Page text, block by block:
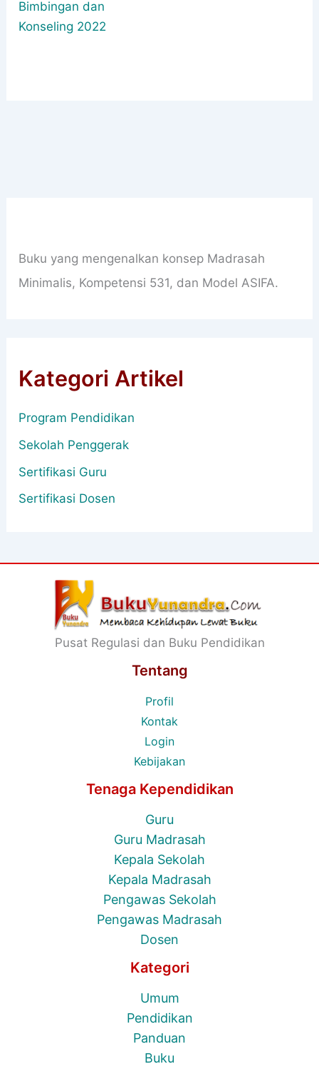
Bimbingan dan
Konseling 2022
Buku yang mengenalkan konsep Madrasah
Minimalis, Kompetensi 531, dan Model ASIFA.
Kategori Artikel
Program Pendidikan
Sekolah Penggerak
Sertifikasi Guru
Sertifikasi Dosen
Pusat Regulasi dan Buku Pendidikan
Tentang
Profil
Kontak
Login
Kebijakan
Tenaga Kependidikan
Guru
Guru Madrasah
Kepala Sekolah
Kepala Madrasah
Pengawas Sekolah
Pengawas Madrasah
Dosen
Kategori
Umum
Pendidikan
Panduan
Buku